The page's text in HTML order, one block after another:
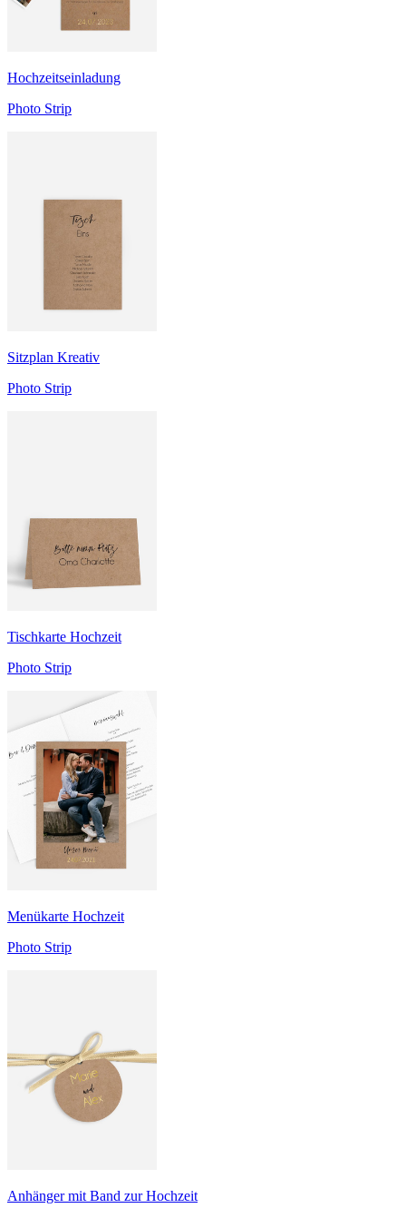
Hochzeitseinladung
Photo Strip
Sitzplan Kreativ
Photo Strip
Tischkarte Hochzeit
Photo Strip
Menükarte Hochzeit
Photo Strip
Anhänger mit Band zur Hochzeit